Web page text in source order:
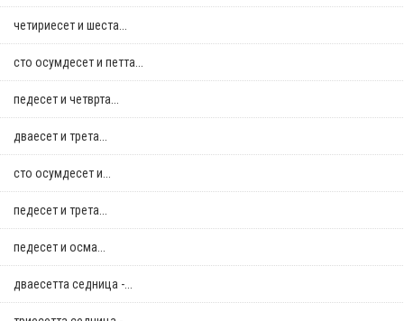
четириесет и шеста...
сто осумдесет и петта...
педесет и четврта...
дваесет и трета...
сто осумдесет и...
педесет и трета...
педесет и осма...
дваесетта седница -...